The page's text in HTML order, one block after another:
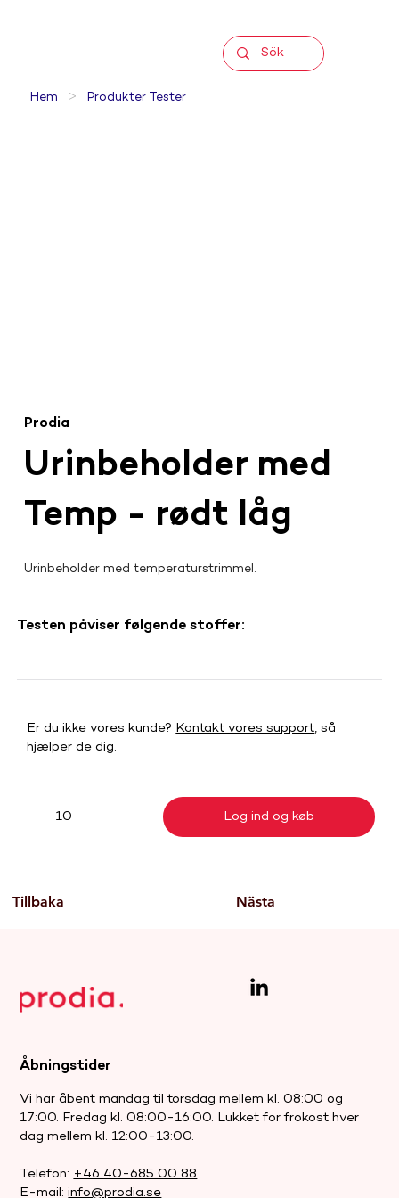
Hem > Produkter Tester
Tillbaka
Urinbeholder med
Temp - rødt låg
Prodia
Urinbeholder med temperaturstrimmel.
Er du ikke vores kunde? Kontakt vores support, så
hjælper de dig.
10 Log ind og køb
Testen påviser følgende stoffer:
Nästa
Åbningstider
Vi har åbent mandag til torsdag mellem kl. 08:00 og
17:00. Fredag kl. 08:00-16:00. Lukket for frokost hver
dag mellem kl. 12:00-13:00.
Telefon: +46 40-685 00 88
E-mail:info@prodia.se